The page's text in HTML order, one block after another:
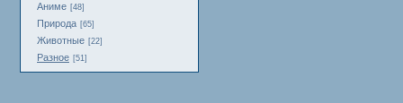
Аниме [48]
Природа [65]
Животные [22]
Разное [51]